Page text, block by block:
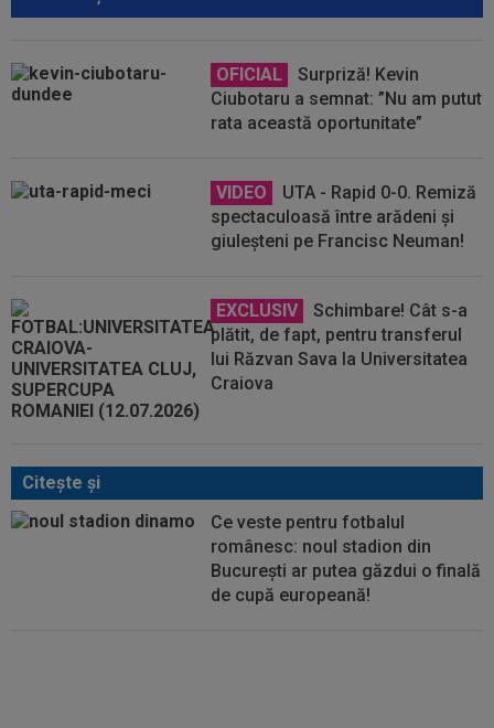
OFICIAL
Surpriză! Kevin
Ciubotaru a semnat: ”Nu am putut
rata această oportunitate”
VIDEO
UTA - Rapid 0-0. Remiză
spectaculoasă între arădeni și
giuleșteni pe Francisc Neuman!
EXCLUSIV
Schimbare! Cât s-a
plătit, de fapt, pentru transferul
lui Răzvan Sava la Universitatea
Craiova
Citeşte şi
Ce veste pentru fotbalul
românesc: noul stadion din
București ar putea găzdui o finală
de cupă europeană!